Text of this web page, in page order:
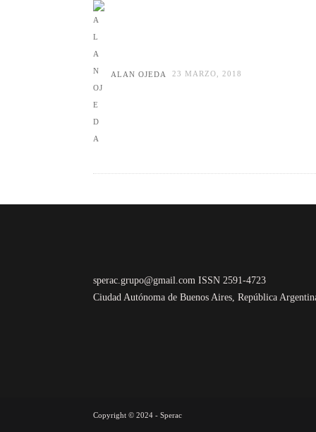
ALAN OJEDA 23 MARZO, 2018
sperac.grupo@gmail.com ISSN 2591-4723
Ciudad Autónoma de Buenos Aires, República
Copyright © 2024 - Sperac